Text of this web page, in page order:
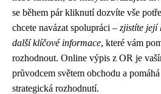
se během pár kliknutí dozvíte vše
chcete navázat spolupráci – zjistíte její
další klíčové informace, které vám
rozhodnout. Online výpis z OR je
průvodcem světem obchodu a
strategická rozhodnutí.